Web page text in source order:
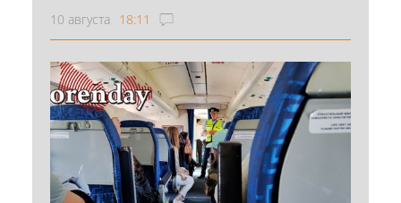
10 августа 18:11